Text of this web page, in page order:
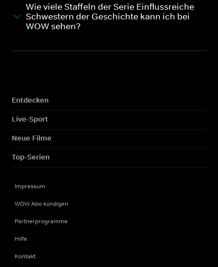
Wie viele Staffeln der Serie Einflussreiche
Schwestern der Geschichte kann ich bei
WOW sehen?
Entdecken
Live-Sport
Neue Filme
Top-Serien
Impressum
WOW Abo kündigen
Partnerprogramme
Hilfe
Kontakt